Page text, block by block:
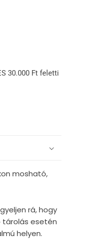
30.000 Ft feletti
mosható,
rá, hogy
tárolás esetén
helyen.